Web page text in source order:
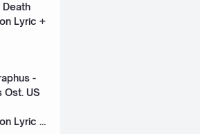
Death
Lyric +
-
Ost. US
Lyric +